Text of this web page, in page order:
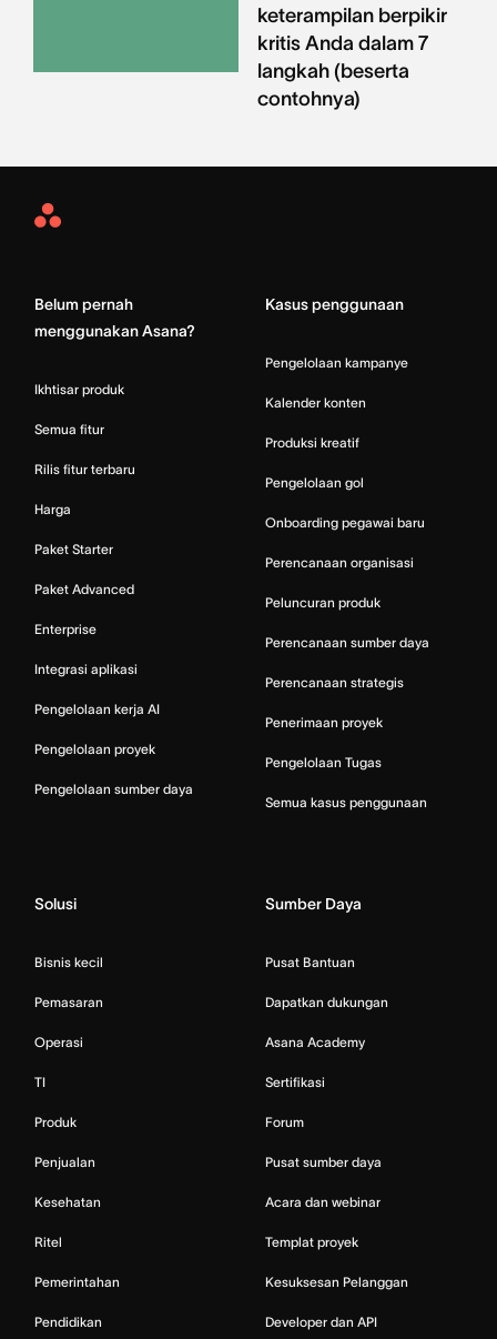
keterampilan berpikir
kritis Anda dalam 7
langkah (beserta
contohnya)
Asana
Belum pernah
menggunakan Asana?
Ikhtisar produk
Semua fitur
Rilis fitur terbaru
Harga
Paket Starter
Paket Advanced
Enterprise
Integrasi aplikasi
Pengelolaan kerja AI
Pengelolaan proyek
Pengelolaan sumber daya
Kasus penggunaan
Pengelolaan kampanye
Kalender konten
Produksi kreatif
Pengelolaan gol
Onboarding pegawai baru
Perencanaan organisasi
Peluncuran produk
Perencanaan sumber daya
Perencanaan strategis
Penerimaan proyek
Pengelolaan Tugas
Semua kasus penggunaan
Solusi
Bisnis kecil
Pemasaran
Operasi
TI
Produk
Penjualan
Kesehatan
Ritel
Pemerintahan
Pendidikan
Sumber Daya
Pusat Bantuan
Dapatkan dukungan
Asana Academy
Sertifikasi
Forum
Pusat sumber daya
Acara dan webinar
Templat proyek
Kesuksesan Pelanggan
Developer dan API